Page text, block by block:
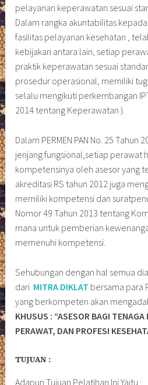
pelayanan keperawatan sesuai
Dalam rangka akuntabilitas
fasilitas pelayanan kesehatan ,
kebijakan antara lain, setiap
praktik keperawatan sesuai
prosedur operasional, memiliki
selalu mengikuti perkembangan
2014 tentang Keperawatan ).
Dalam PERMEN PAN No. 25 Tahun
jenjang fungsional,setiap perawat
kompetensinya oleh asesor yang
akreditasi RS tahun 2012 juga
memiliki kompetensi dan
Nomor 49 Tahun 2013 tentang
mana untuk pemberian
memenuhi kompetensi.
Sehubungan dengan hal semua
dari MITRA DIKLAT bersama para
yang berkompeten akan
KHUSUS : “ASESOR BAGI
PERAWAT, DAN PROFESI
TUJUAN :
Adapun Tujuan Pelatihan Ini Yaitu :